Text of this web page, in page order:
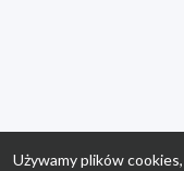
Używamy plików